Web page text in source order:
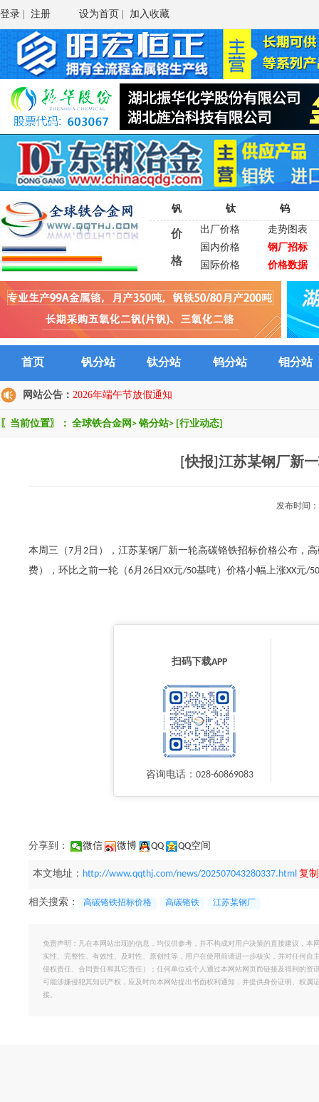
登录 注册 设为首页 加入收藏
钒 钛 钨
价
格
出厂价格
走势图表
国内价格
钢厂招标
国际价格
价格数据
首页 钒分站 钛分站 钨分站 钼分站
网站公告： 2026年端午节放假通知
〖当前位置〗： 全球铁合金网 > 铬分站> [行业动态]
[快报]江苏某钢厂新
发布时间
本周三（7月2日），江苏某钢厂新一轮高碳铬铁招标价格公布，
费），环比之前一轮（6月26日XX元/50基吨）价格小幅上涨XX元/
扫码下载APP
咨询电话：028-60869083
分享到： 微信 微博 QQ QQ空间
本文地址： http://www.qqthj.com/news/202507043280337.html 复
相关搜索： 高碳铬铁招标价格 高碳铬铁 江苏某钢厂
免责声明：凡在本网站出现的信息，均仅供参考，并不构成对用户决策的直接建议，
实性、完整性、有效性、及时性、原创性等，用户在使用前请进一步核实，并对任何
侵权责任、合同责任和其它责任）；任何单位或个人通过本网站网页而链接及得到的
可能涉嫌侵犯其知识产权，应及时向本网站提出书面权利通知，并提供身份证明、权
接。